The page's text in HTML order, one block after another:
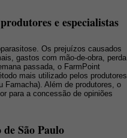
e especialistas
Os prejuízos causados
gastos com mão-de-obra, perda
passada, o FarmPoint
mais utilizado pelos produtores
Famacha). Além de produtores, o
para a concessão de opiniões
São Paulo